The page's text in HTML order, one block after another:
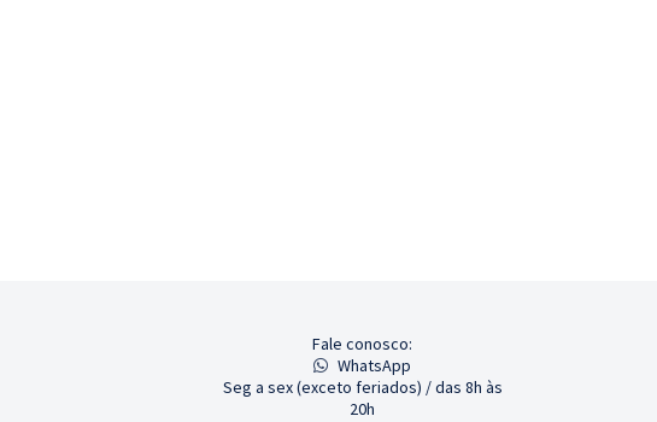
Fale conosco:
WhatsApp
Seg a sex (exceto feriados) / das 8h às
20h